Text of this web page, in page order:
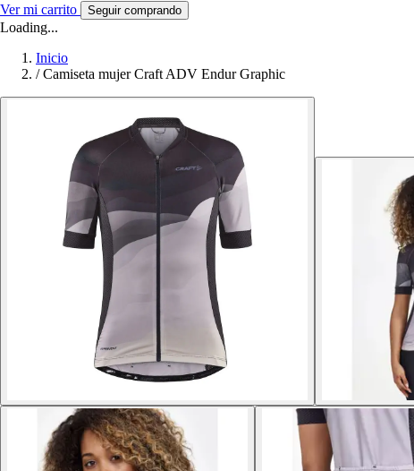
Ver mi carrito Seguir comprando
Loading...
Inicio
/ Camiseta mujer Craft ADV Endur Graphic